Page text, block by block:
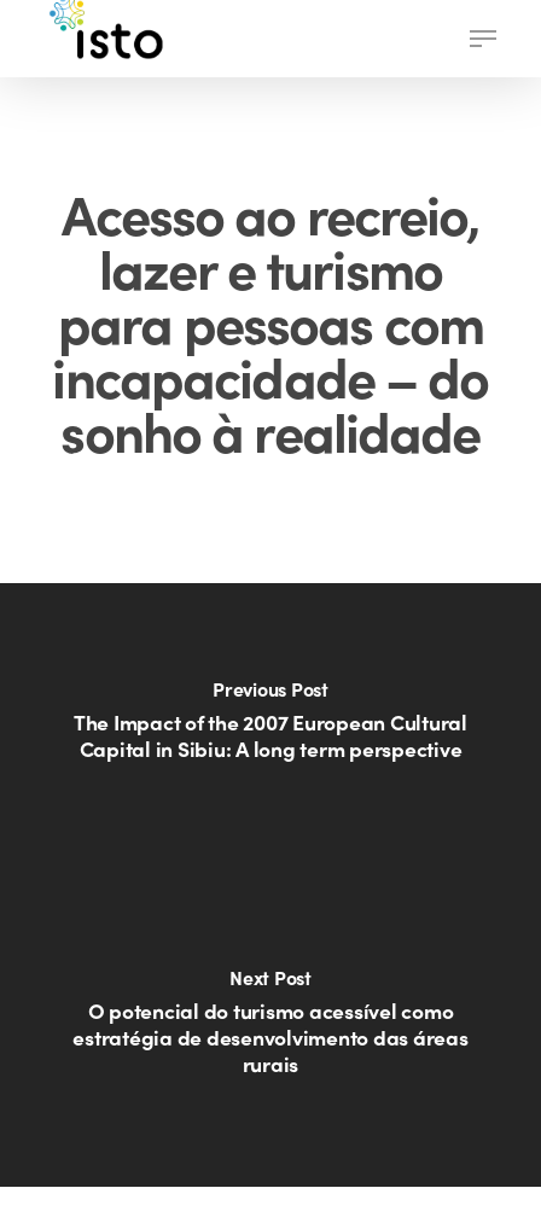
Menu
Acesso ao recreio,
lazer e turismo
para pessoas com
incapacidade – do
sonho à realidade
Previous Post
The Impact of the 2007 European Cultural
Capital in Sibiu: A long term perspective
Next Post
O potencial do turismo acessível como
estratégia de desenvolvimento das áreas
rurais